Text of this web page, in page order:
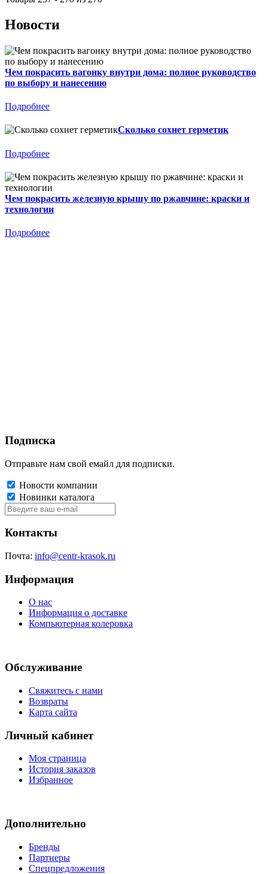
Новости
Чем покрасить вагонку внутри дома: полное руководство
по выбору и нанесению
Подробнее
Сколько сохнет герметик
Подробнее
Чем покрасить железную крышу по ржавчине: краски и
технологии
Подробнее
Подписка
Отправьте нам свой емайл для подписки.
Новости компании
Новинки каталога
Контакты
Почта: info@centr-krasok.ru
Информация
О нас
Информация о доставке
Компьютерная колеровка
Обслуживание
Свяжитесь с нами
Возвраты
Карта сайта
Личный кабинет
Моя страница
История заказов
Избранное
Дополнительно
Бренды
Партнеры
Спецпредложения